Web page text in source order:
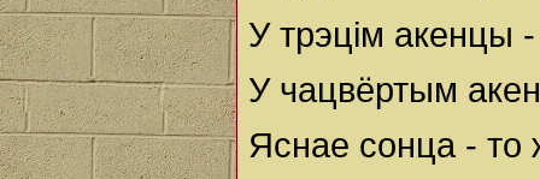
У трэцім акенцы
У чацвёртым
Яснае сонца - то